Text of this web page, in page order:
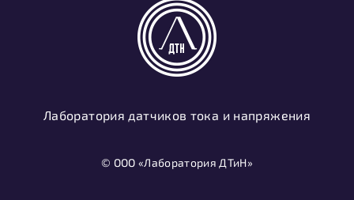
Лаборатория датчиков тока и напряжения
© ООО «Лаборатория ДТиН»